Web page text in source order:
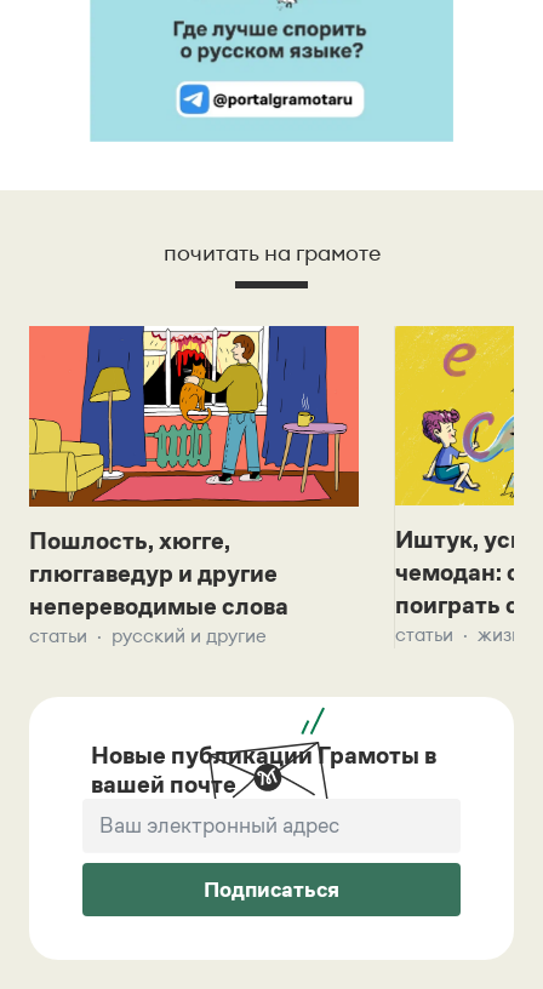
почитать на грамоте
Пошлость, хюгге,
глюггаведур и другие
непереводимые слова
статьи русский и другие
Иштук,
чемодан:
поиграть с
статьи жизнь
Новые публикации Грамоты в
вашей почте
Подписаться